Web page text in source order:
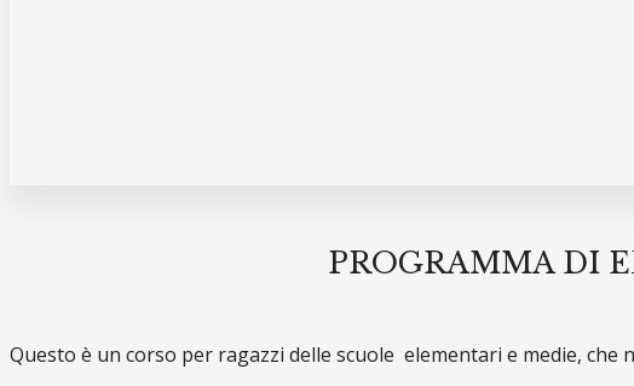
PROGRAMMA DI
Questo è un corso per ragazzi delle scuole elementari e medie, che